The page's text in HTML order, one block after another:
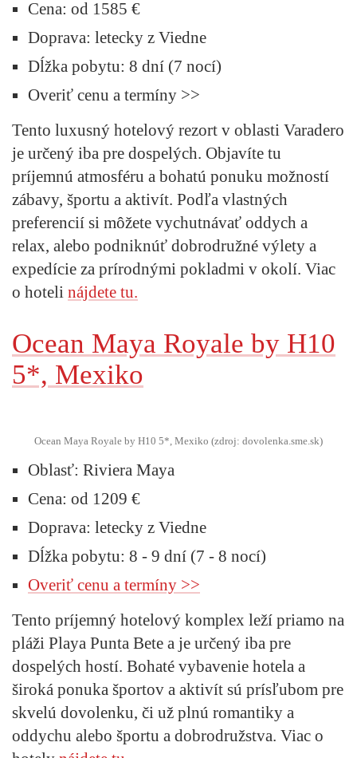
Cena: od 1585 €
Doprava: letecky z Viedne
Dĺžka pobytu: 8 dní (7 nocí)
Overiť cenu a termíny >>
Tento luxusný hotelový rezort v oblasti Varadero
je určený iba pre dospelých. Objavíte tu
príjemnú atmosféru a bohatú ponuku možností
zábavy, športu a aktivít. Podľa vlastných
preferencií si môžete vychutnávať oddych a
relax, alebo podniknúť dobrodružné výlety a
expedície za prírodnými pokladmi v okolí. Viac
o hoteli nájdete tu.
Ocean Maya Royale by H10
5*, Mexiko
Ocean Maya Royale by H10 5*, Mexiko (zdroj: dovolenka.sme.sk)
Oblasť: Riviera Maya
Cena: od 1209 €
Doprava: letecky z Viedne
Dĺžka pobytu: 8 - 9 dní (7 - 8 nocí)
Overiť cenu a termíny >>
Tento príjemný hotelový komplex leží priamo na
pláži Playa Punta Bete a je určený iba pre
dospelých hostí. Bohaté vybavenie hotela a
široká ponuka športov a aktivít sú prísľubom pre
skvelú dovolenku, či už plnú romantiky a
oddychu alebo športu a dobrodružstva. Viac o